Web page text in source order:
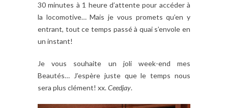
30 minutes à 1 heure d’attente pour accéder à
la locomotive… Mais je vous promets qu’en y
entrant, tout ce temps passé à quai s’envole en
un instant!
Je vous souhaite un joli week-end mes
Beautés… J’espère juste que le temps nous
sera plus clément! xx.Ceedjay.